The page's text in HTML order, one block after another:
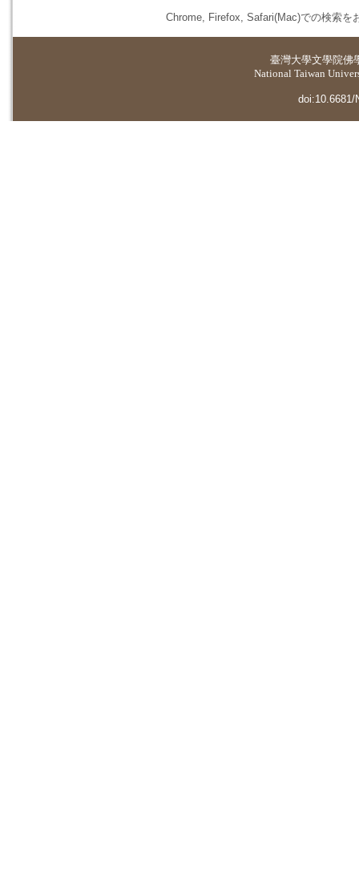
Chrome, Firefox, Safari(Mac)での検索を
臺灣大學文學院佛
National Taiwan
doi:10.6681/